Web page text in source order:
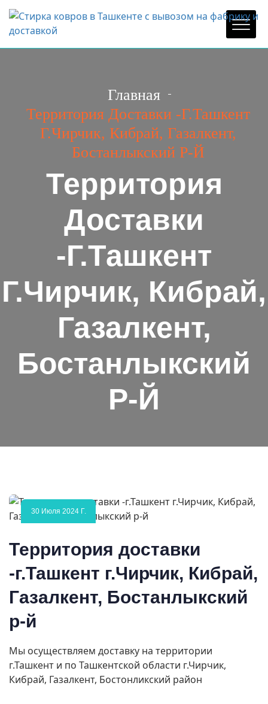
Главная
Территория Доставки -г.Ташкент
Г.Чирчик, Кибрай, Газалкент,
Бостанлыкский Р-Й
Территория
Доставки
-г.Ташкент
Г.Чирчик, Кибрай,
Газалкент,
Бостанлыкский
Р-Й
30 Июля 2024 Г.
Территория доставки
-г.Ташкент г.Чирчик, Кибрай,
Газалкент, Бостанлыкский
р-й
Мы осуществляем доставку на территории
г.Ташкент и по Ташкентской области г.Чирчик,
Кибрай, Газалкент, Бостонликский район